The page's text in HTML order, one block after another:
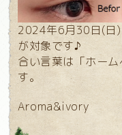
2024年6月30日(日)
が対象です♪
合い言葉は「ホー
す。
Aroma&ivory